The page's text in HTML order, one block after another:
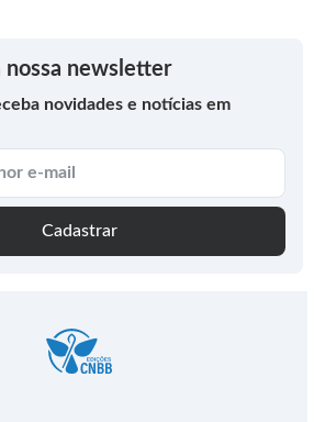
nossa newsletter
novidades e notícias em
Cadastrar